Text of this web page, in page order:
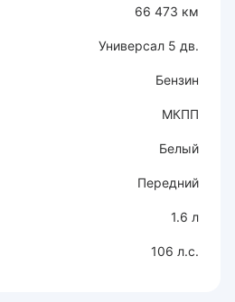
66 473 км
Универсал 5 дв.
Бензин
МКПП
Белый
Передний
1.6 л
106 л.с.